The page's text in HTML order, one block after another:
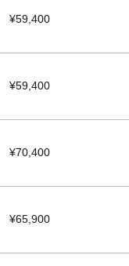
¥59,400
¥59,400
¥70,400
¥65,900